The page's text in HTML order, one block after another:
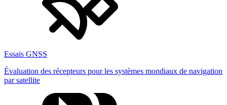
Essais GNSS
Évaluation des récepteurs pour les systèmes mondiaux de navigation
par satellite